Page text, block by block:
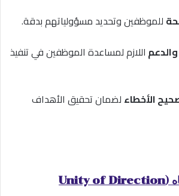
للموظفين وتحديد مسؤولياتهم بدقة.
اللازم لمساعدة الموظفين في تنفيذ
الأخطاء لضمان تحقيق الأهداف
5. مبدأ وحدة الاتجاه (Unity of Direction